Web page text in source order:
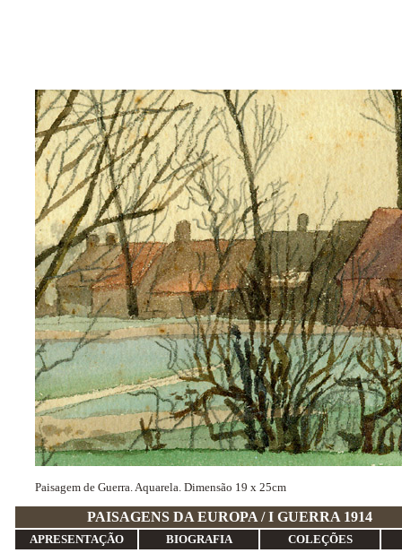
Paisagem de Guerra. Aquarela. Dimensão 19 x 25cm
PAISAGENS DA EUROPA / I
APRESENTAÇÃO BIOGRAFIA COLEÇÕES